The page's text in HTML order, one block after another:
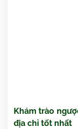
Khám trào
địa chỉ tốt nhất